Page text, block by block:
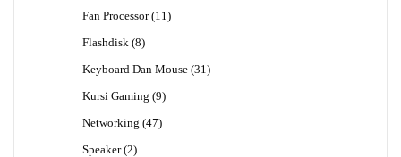
Fan Processor 11 11
Flashdisk 88
Keyboard Dan Mouse 31 31
Kursi Gaming 99
Networking 4747
Speaker 22